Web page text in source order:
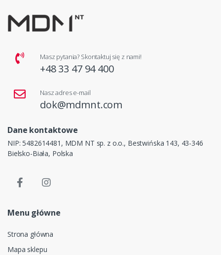
Masz pytania? Skontaktuj się z nami!
+48 33 47 94 400
Nasz adres e-mail
dok@mdmnt.com
Dane kontaktowe
NIP: 5482614481, MDM NT sp. z o.o., Bestwińska 143, 43-346
Bielsko-Biała, Polska
Menu główne
Strona główna
Mapa sklepu